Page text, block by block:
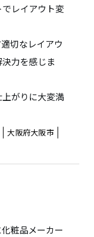
レイアウト変
切なレイアウ
力を感じま
がりに大変満
大阪府大阪市
粧品メーカー